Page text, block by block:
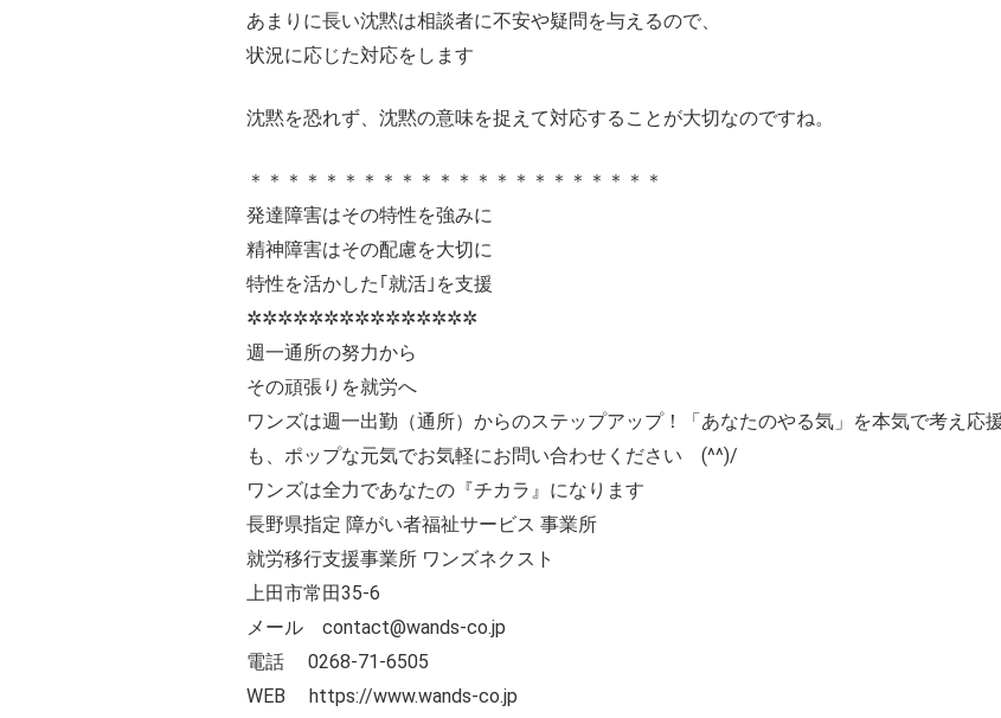
あまりに長い沈黙は相談者に不安や疑問を与えるので、
状況に応じた対応をします
沈黙を恐れず、沈黙の意味を捉えて対応することが大切なのですね。
＊＊＊＊＊＊＊＊＊＊＊＊＊＊＊＊＊＊＊＊＊＊
発達障害はその特性を強みに
精神障害はその配慮を大切に
特性を活かした｢就活｣を支援
✲✲✲✲✲✲✲✲✲✲✲✲✲✲✲
週一通所の努力から
その頑張りを就労へ
ワンズは週一出勤（通所）からのステップアップ！「あなたのやる気」を本気で考え応
も、ポップな元気でお気軽にお問い合わせください (^^)/
ワンズは全力であなたの『チカラ』になります
長野県指定 障がい者福祉サービス 事業所
就労移行支援事業所 ワンズネクスト
上田市常田35-6
メール contact@wands-co.jp
電話 0268-71-6505
WEB https://www.wands-co.jp